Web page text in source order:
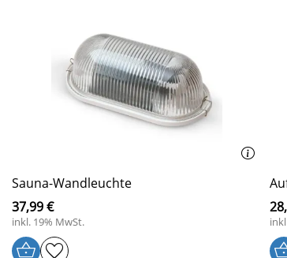
Sauna-Wandleuchte
37,99 €
inkl. 19% MwSt.